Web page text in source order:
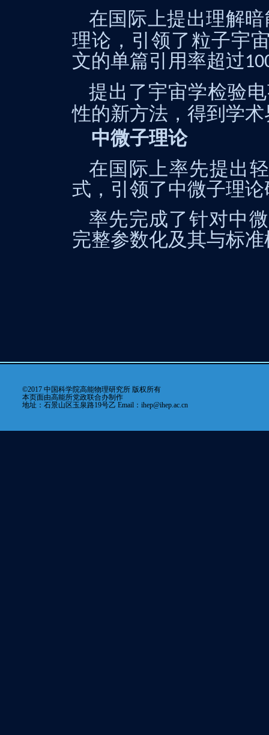
在国际上提出理解
理论，引领了粒子宇
文的单篇引用率超过
提出了宇宙学检验
性的新方法，得到学
中微子理论
在国际上率先提出
式，引领了中微子理
率先完成了针对中
完整参数化及其与标
©2017 中国科学院高能物理研究所 版权所有
本页面由高能所党政联合办制作
地址：石景山区玉泉路19号乙 Email：ihep@ihep.ac.cn